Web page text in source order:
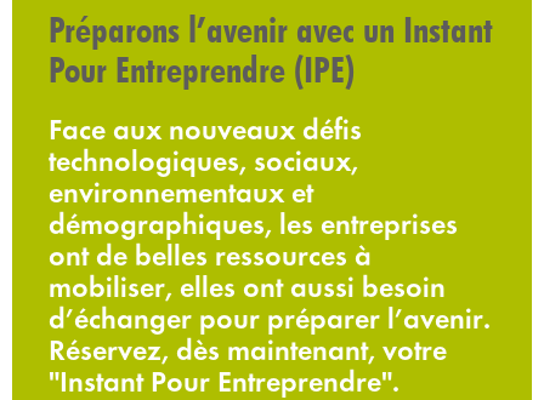
Préparons l’avenir avec un Instant
Pour Entreprendre (IPE)
Face aux nouveaux défis
technologiques, sociaux,
environnementaux et
démographiques, les entreprises
ont de belles ressources à
mobiliser, elles ont aussi besoin
d’échanger pour préparer l’avenir.
Réservez, dès maintenant, votre
"Instant Pour Entreprendre".